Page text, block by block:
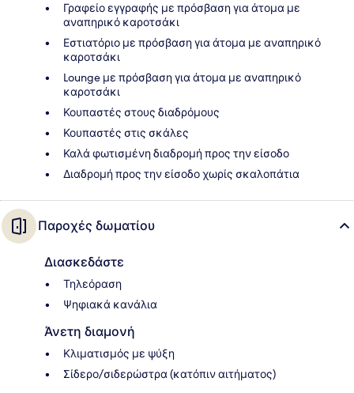
Γραφείο εγγραφής με πρόσβαση για άτομα με
αναπηρικό καροτσάκι
Εστιατόριο με πρόσβαση για άτομα με αναπηρικό
καροτσάκι
Lounge με πρόσβαση για άτομα με αναπηρικό
καροτσάκι
Κουπαστές στους διαδρόμους
Κουπαστές στις σκάλες
Καλά φωτισμένη διαδρομή προς την είσοδο
Διαδρομή προς την είσοδο χωρίς σκαλοπάτια
Παροχές δωματίου
Διασκεδάστε
Τηλεόραση
Ψηφιακά κανάλια
Άνετη διαμονή
Κλιματισμός με ψύξη
Σίδερο/σιδερώστρα (κατόπιν αιτήματος)